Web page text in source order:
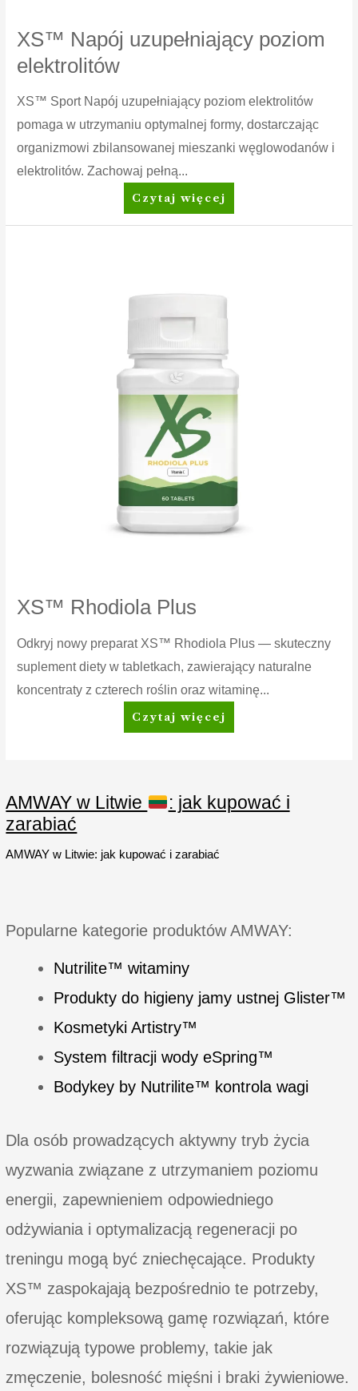
XS™ Napój uzupełniający poziom
elektrolitów
XS™ Sport Napój uzupełniający poziom elektrolitów
pomaga w utrzymaniu optymalnej formy, dostarczając
organizmowi zbilansowanej mieszanki węglowodanów i
elektrolitów. Zachowaj pełną...
XS™
Napój
Czytaj więcej
XS™ Rhodiola Plus
Odkryj nowy preparat XS™ Rhodiola Plus — skuteczny
suplement diety w tabletkach, zawierający naturalne
koncentraty z czterech roślin oraz witaminę...
XS™
Rhodiola
Czytaj więcej
AMWAY w Litwie
: jak kupować i
zarabiać
AMWAY w Litwie: jak kupować i zarabiać
Popularne kategorie produktów AMWAY:
Nutrilite™ witaminy
Produkty do higieny jamy ustnej Glister™
Kosmetyki Artistry™
System filtracji wody eSpring™
Bodykey by Nutrilite™ kontrola wagi
Dla osób prowadzących aktywny tryb życia
wyzwania związane z utrzymaniem poziomu
energii, zapewnieniem odpowiedniego
odżywiania i optymalizacją regeneracji po
treningu mogą być zniechęcające. Produkty
XS™ zaspokajają bezpośrednio te potrzeby,
oferując kompleksową gamę rozwiązań, które
rozwiązują typowe problemy, takie jak
zmęczenie, bolesność mięśni i braki żywieniowe.